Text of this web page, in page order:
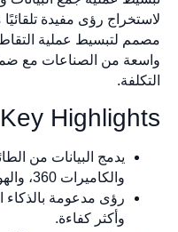
رؤى مفيدة تلقائيًا من
لتبسيط عملية التقاط
من الصناعات مع ضمان
Key
يدمج البيانات من الطائرات
والكاميرات 360، والهواتف الذكية.
رؤى مدعومة بالذكاء
وأكثر كفاءة.